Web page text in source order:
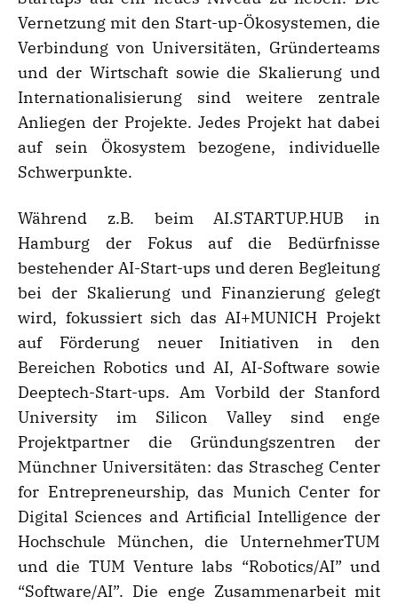
Vernetzung mit den Start-up-Ökosystemen, die
Verbindung von Universitäten, Gründerteams
und der Wirtschaft sowie die Skalierung und
Internationalisierung sind weitere zentrale
Anliegen der Projekte. Jedes Projekt hat dabei
auf sein Ökosystem bezogene, individuelle
Schwerpunkte.
Während z.B. beim AI.STARTUP.HUB in
Hamburg der Fokus auf die Bedürfnisse
bestehender AI-Start-ups und deren Begleitung
bei der Skalierung und Finanzierung gelegt
wird, fokussiert sich das AI+MUNICH Projekt
auf Förderung neuer Initiativen in den
Bereichen Robotics und AI, AI-Software sowie
Deeptech-Start-ups. Am Vorbild der Stanford
University im Silicon Valley sind enge
Projektpartner die Gründungszentren der
Münchner Universitäten: das Strascheg Center
for Entrepreneurship, das Munich Center for
Digital Sciences and Artificial Intelligence der
Hochschule München, die UnternehmerTUM
und die TUM Venture labs “Robotics/AI” und
“Software/AI”. Die enge Zusammenarbeit mit